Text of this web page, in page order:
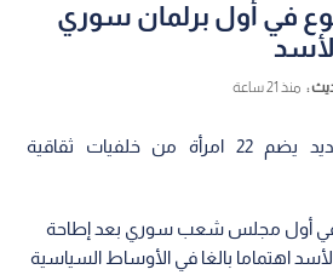
في أول برلمان سوري
: منذ 21 ساعة
البرلمان السوري الجديد يضم 22 امرأة من خلفيات ثقاقية
أول مجلس شعب سوري بعد إطاحة
اهتماما بالغا في الأوساط السياسية